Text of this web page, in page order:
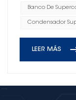
Banco De
Condensador
LEER MÁS